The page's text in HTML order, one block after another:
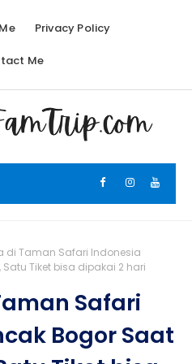
Privacy Policy
Me
di Taman Safari Indonesia
Satu Tiket bisa dipakai 2 hari
Safari
Bogor Saat